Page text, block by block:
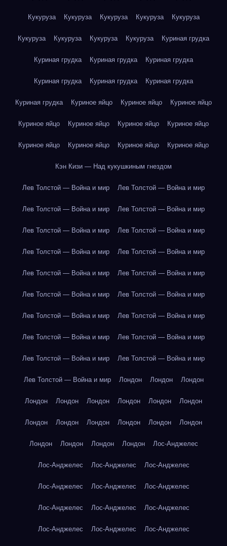
Кукуруза Кукуруза Кукуруза Кукуруза Кукуруза
Кукуруза Кукуруза Кукуруза Кукуруза Куриная грудка
Куриная грудка Куриная грудка Куриная грудка
Куриная грудка Куриная грудка Куриная грудка
Куриная грудка Куриное яйцо Куриное яйцо Куриное яйцо
Куриное яйцо Куриное яйцо Куриное яйцо Куриное яйцо
Куриное яйцо Куриное яйцо Куриное яйцо Куриное яйцо
Кэн Кизи — Над кукушкиным гнездом
Лев Толстой — Война и мир Лев Толстой — Война и мир
Лев Толстой — Война и мир Лев Толстой — Война и мир
Лев Толстой — Война и мир Лев Толстой — Война и мир
Лев Толстой — Война и мир Лев Толстой — Война и мир
Лев Толстой — Война и мир Лев Толстой — Война и мир
Лев Толстой — Война и мир Лев Толстой — Война и мир
Лев Толстой — Война и мир Лев Толстой — Война и мир
Лев Толстой — Война и мир Лев Толстой — Война и мир
Лев Толстой — Война и мир Лев Толстой — Война и мир
Лев Толстой — Война и мир Лондон Лондон Лондон
Лондон Лондон Лондон Лондон Лондон Лондон
Лондон Лондон Лондон Лондон Лондон Лондон
Лондон Лондон Лондон Лондон Лос-Анджелес
Лос-Анджелес Лос-Анджелес Лос-Анджелес
Лос-Анджелес Лос-Анджелес Лос-Анджелес
Лос-Анджелес Лос-Анджелес Лос-Анджелес
Лос-Анджелес Лос-Анджелес Лос-Анджелес